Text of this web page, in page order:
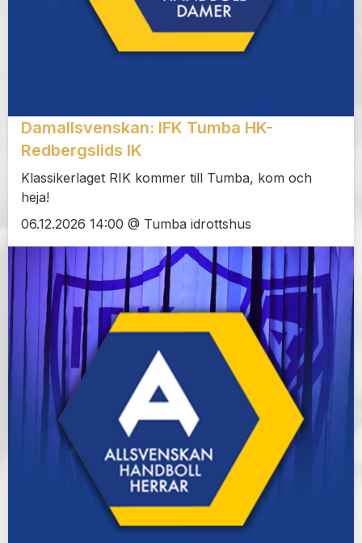
Damallsvenskan: IFK Tumba HK-
Redbergslids IK
Klassikerlaget RIK kommer till Tumba, kom och
heja!
06.12.2026 14:00 @ Tumba idrottshus